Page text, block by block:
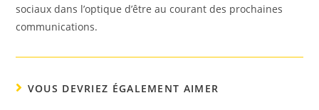
sociaux dans l’optique d’être au courant des prochaines
communications.
VOUS DEVRIEZ ÉGALEMENT AIMER